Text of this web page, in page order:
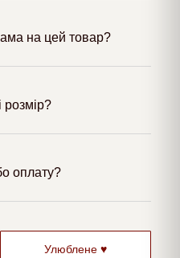
на цей товар?
розмір?
оплату?
Улюблене ♥